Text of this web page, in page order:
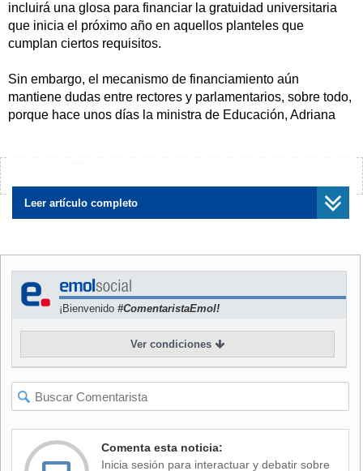
incluirá una glosa para financiar la gratuidad universitaria
que inicia el próximo año en aquellos planteles que
cumplan ciertos requisitos.
Sin embargo, el mecanismo de financiamiento aún
mantiene dudas entre rectores y parlamentarios, sobre todo,
porque hace unos días la ministra de Educación, Adriana
Según la postura de algunos expertos en la materia,
mediante una glosa presupuestaria no se pueden hacer
Por eso, varios parlamentarios reconocen que legislar a
través de becas podría ser el mejor camino legal, pese a
que no es el compromiso presidencial, según informa hoy
"El Mercurio".
"Hemos advertido el triple peligro de la ideologización, la
incertidumbre y la posible judicialización de este tema",
señaló al respecto el senador Ignacio Walker (DC).
(TC), Jorge Correa Sutil, es que en esta glosa que
Leer artículo completo
¡Bienvenido #ComentaristaEmol!
Ver condiciones
Comenta esta noticia:
Inicia sesión para interactuar y debatir sobre